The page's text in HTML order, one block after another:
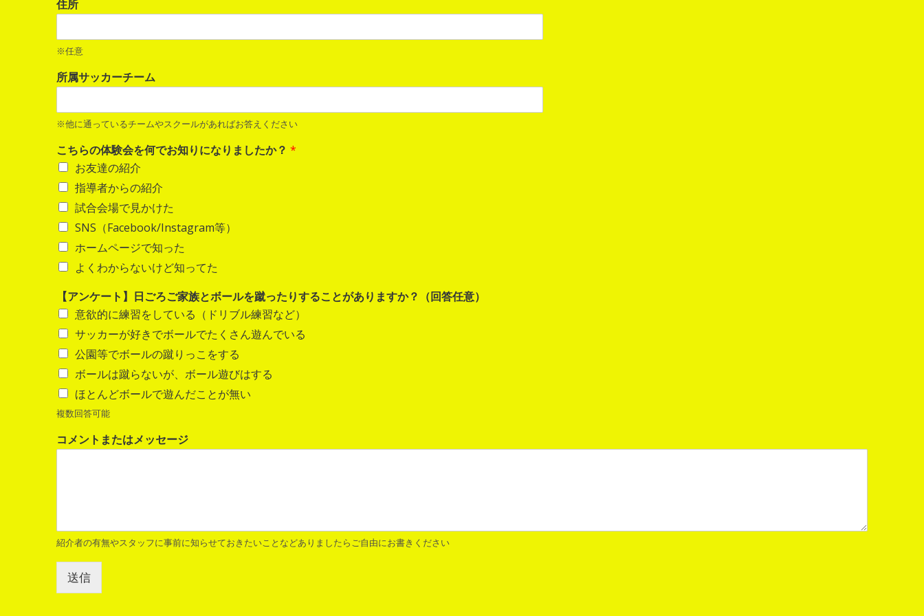
住所
※任意
所属サッカーチーム
※他に通っているチームやスクールがあればお答えください
こちらの体験会を何でお知りになりましたか？*
お友達の紹介
指導者からの紹介
試合会場で見かけた
SNS（Facebook/Instagram等）
ホームページで知った
よくわからないけど知ってた
【アンケート】日ごろご家族とボールを蹴ったりすることがありますか？（回答任意）
意欲的に練習をしている（ドリブル練習など）
サッカーが好きでボールでたくさん遊んでいる
公園等でボールの蹴りっこをする
ボールは蹴らないが、ボール遊びはする
ほとんどボールで遊んだことが無い
複数回答可能
コメントまたはメッセージ
紹介者の有無やスタッフに事前に知らせておきたいことなどありましたらご自由にお書きください
送信